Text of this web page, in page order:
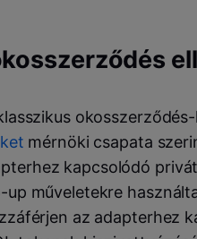
mérnöki csapata
kapcsolódó
műveletekre
az adapterhez